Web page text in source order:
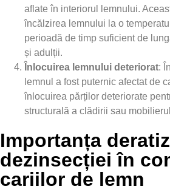
aflate în interiorul lemnului.
încălzirea lemnului la o
perioadă de timp suficient de
și adulții.
Înlocuirea lemnului deteriorat:
lemnul a fost puternic afectat de
înlocuirea părților deteriorate
structurală a clădirii sau
Importanța
dezinsecției în
cariilor de lemn